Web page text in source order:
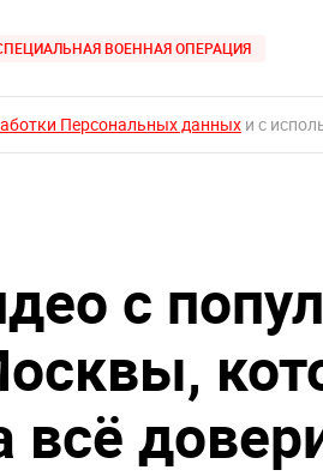
ВОЕННАЯ ОПЕРАЦИЯ
Персональных данных и с
с
всё